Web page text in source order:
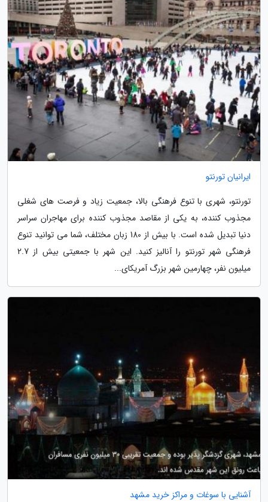
ایرانیان تورنتو
تورنتو، شهری با تنوع فرهنگی بالا، جمعیت زیاد و فرصت های شغلی
مجذوب کننده، به یکی از مقاصد مجذوب کننده برای مهاجران سراسر
دنیا تبدیل شده است. با بیش از 180 زبان مختلف، شما می توانید تنوع
فرهنگی شهر تورنتو را آنالیز کنید. این شهر با جمعیتی بیش از 2.7
میلیون نفر، چهارمین شهر بزرگ آمریکای...
آشنایی با سوغات و مراکز خرید مشهد